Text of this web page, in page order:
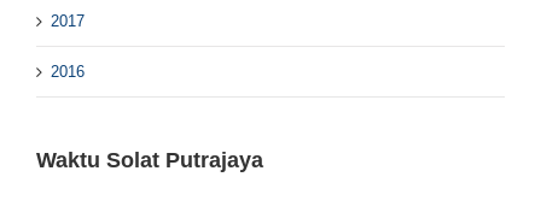
2017
2016
Waktu Solat Putrajaya